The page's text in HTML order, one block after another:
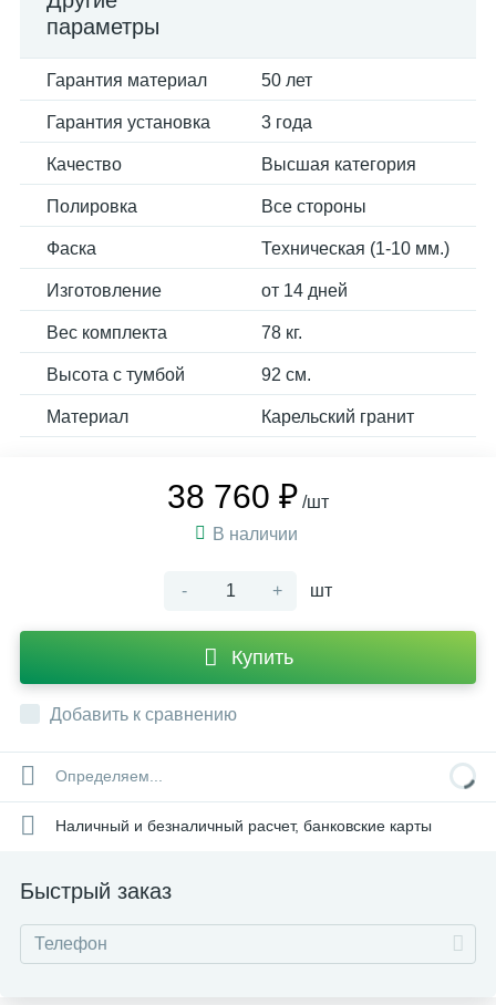
параметры
Гарантия материал 50 лет
Гарантия установка 3 года
Качество Высшая категория
Полировка Все стороны
Фаска Техническая (1-10 мм.)
Изготовление от 14 дней
Вес комплекта 78 кг.
Высота с тумбой 92 см.
Материал Карельский гранит
38 760 ₽ /шт
В наличии
- + шт
Купить
Добавить к сравнению
Определяем...
Наличный и безналичный расчет, банковские карты
Быстрый заказ